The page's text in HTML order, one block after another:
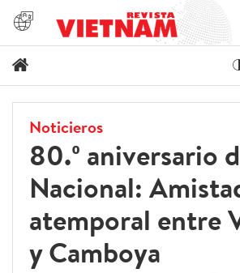
Noticieros
80.º aniversario
Nacional:
atemporal entre
y Camboya